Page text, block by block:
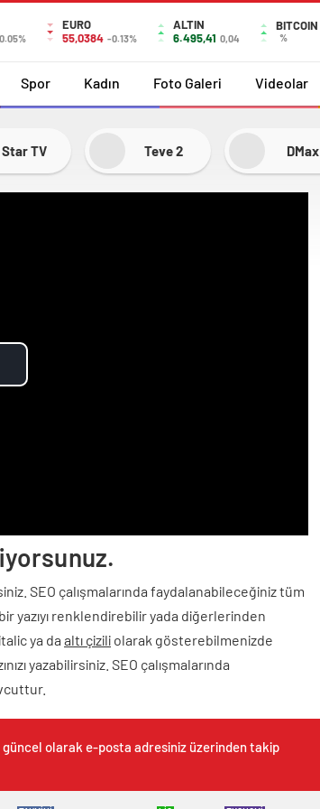
0.05%
EURO
55,0384 -0.13%
ALTIN
6.495,41 0,04
BITCOIN
%
Spor Kadın Foto Galeri Videolar
Star TV Teve 2 DMax
SEO çalışmalarında faydalanabileceğiniz tüm
yazıyı renklendirebilir yada diğerlerinden
ya da altı çizili olarak gösterebilmenizde
yazabilirsiniz. SEO çalışmalarında
güncel olarak e-posta adresiniz üzerinden takip